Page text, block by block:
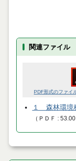
関連ファイル
PDF形式のファイ
１ 森林環境
（ ＰＤＦ